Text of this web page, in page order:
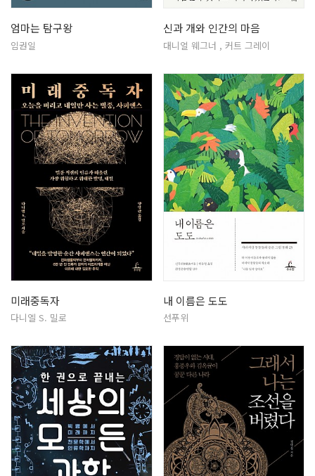
엄마는 탐구왕
임권일
신과 개와 인간의 마음
대니얼 웨그너 , 커트 그레이
미래중독자
다니엘 S. 밀로
내 이름은 도도
선푸위